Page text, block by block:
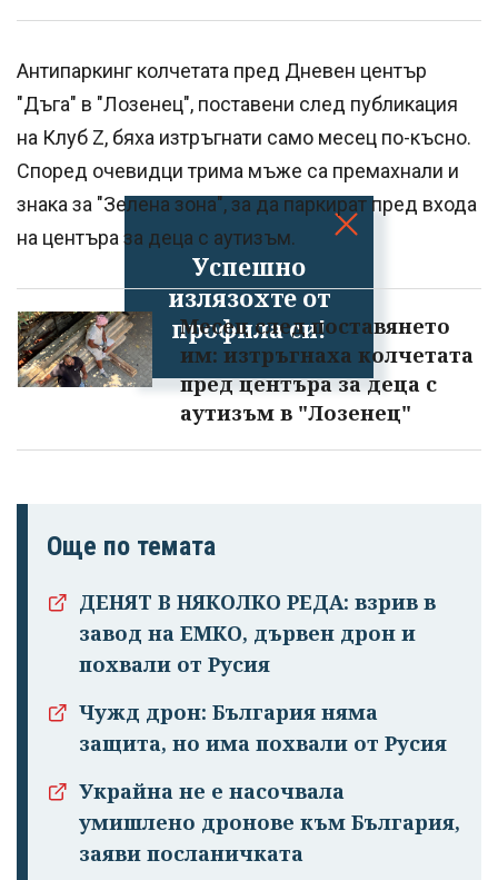
Успешно
излязохте от
профила си!
Антипаркинг колчетата пред Дневен център
"Дъга" в "Лозенец", поставени след публикация
на Клуб Z, бяха изтръгнати само месец по-късно.
Според очевидци трима мъже са премахнали и
знака за "Зелена зона", за да паркират пред входа
на центъра за деца с аутизъм.
Месец след поставянето
им: изтръгнаха колчетата
пред центъра за деца с
аутизъм в "Лозенец"
Още по темата
ДЕНЯТ В НЯКОЛКО РЕДА: взрив в
завод на ЕМКО, дървен дрон и
похвали от Русия
Чужд дрон: България няма
защита, но има похвали от Русия
Украйна не е насочвала
умишлено дронове към България,
заяви посланичката